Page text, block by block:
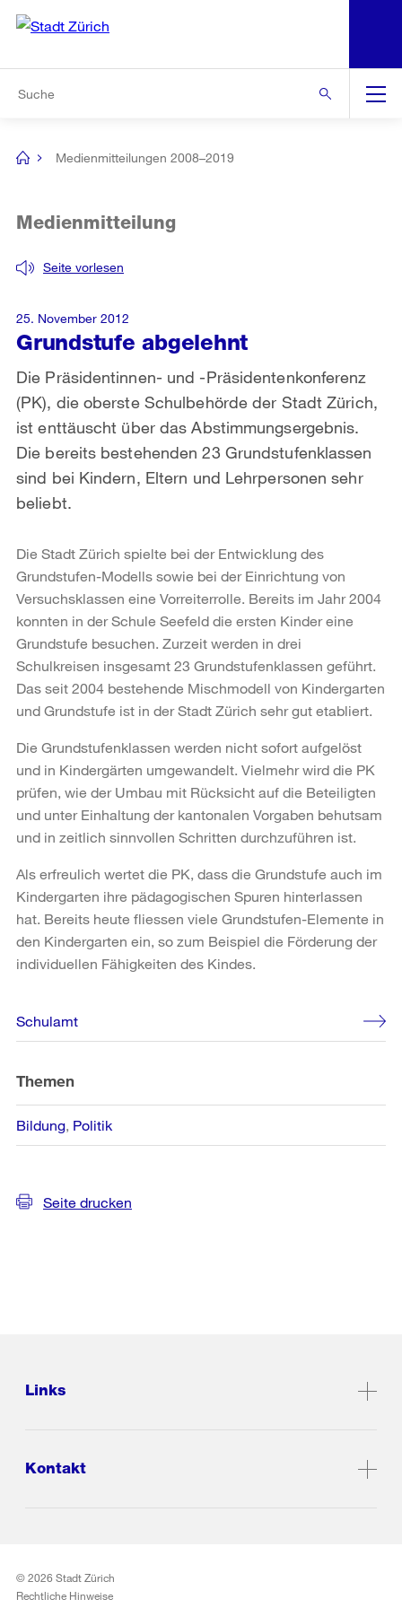
Navigation
[no
Medienmitteilungen 2008–2019
Grundstufe abgelehnt
Seite vorlesen
Medienmitteilung
Die Präsidentinnen- und -Präsidentenkonferenz
(PK), die oberste Schulbehörde der Stadt Zürich,
ist enttäuscht über das Abstimmungsergebnis.
Die bereits bestehenden 23 Grundstufenklassen
sind bei Kindern, Eltern und Lehrpersonen sehr
beliebt.
25. November 2012
Die Stadt Zürich spielte bei der Entwicklung des
Grundstufen-Modells sowie bei der Einrichtung von
Versuchsklassen eine Vorreiterrolle. Bereits im Jahr 2004
konnten in der Schule Seefeld die ersten Kinder eine
Grundstufe besuchen. Zurzeit werden in drei
Schulkreisen insgesamt 23 Grundstufenklassen geführt.
Das seit 2004 bestehende Mischmodell von Kindergarten
und Grundstufe ist in der Stadt Zürich sehr gut etabliert.
Die Grundstufenklassen werden nicht sofort aufgelöst
und in Kindergärten umgewandelt. Vielmehr wird die PK
prüfen, wie der Umbau mit Rücksicht auf die Beteiligten
und unter Einhaltung der kantonalen Vorgaben behutsam
und in zeitlich sinnvollen Schritten durchzuführen ist.
Als erfreulich wertet die PK, dass die Grundstufe auch im
Kindergarten ihre pädagogischen Spuren hinterlassen
hat. Bereits heute fliessen viele Grundstufen-Elemente in
den Kindergarten ein, so zum Beispiel die Förderung der
individuellen Fähigkeiten des Kindes.
Weitere
Informationen
Schulamt
Themen
Bildung Politik
Seite drucken
Links
Kontakt
© 2026 Stadt Zürich
Rechtliche Hinweise